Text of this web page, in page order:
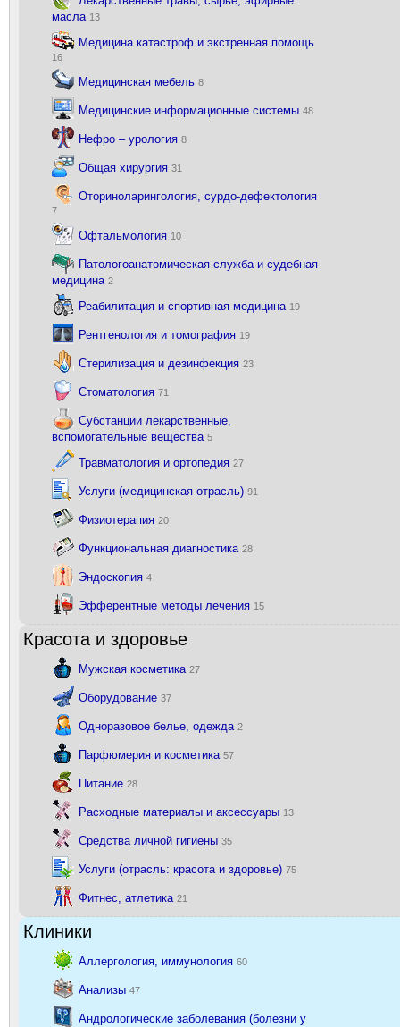
масла 13
Медицина катастроф и экстренная помощь
16
Медицинская мебель 8
Медицинские информационные системы 48
Нефро – урология 8
Общая хирургия 31
Оториноларингология, сурдо-дефектология
7
Офтальмология 10
Патологоанатомическая служба и судебная
медицина 2
Реабилитация и спортивная медицина 19
Рентгенология и томография 19
Стерилизация и дезинфекция 23
Стоматология 71
Субстанции лекарственные,
вспомогательные вещества 5
Травматология и ортопедия 27
Услуги (медицинская отрасль) 91
Физиотерапия 20
Функциональная диагностика 28
Эндоскопия 4
Эфферентные методы лечения 15
Красота и здоровье
Мужская косметика 27
Оборудование 37
Одноразовое белье, одежда 2
Парфюмерия и косметика 57
Питание 28
Расходные материалы и аксессуары 13
Средства личной гигиены 35
Услуги (отрасль: красота и здоровье) 75
Фитнес, атлетика 21
Клиники
Аллергология, иммунология 60
Анализы 47
Андрологические заболевания (болезни у